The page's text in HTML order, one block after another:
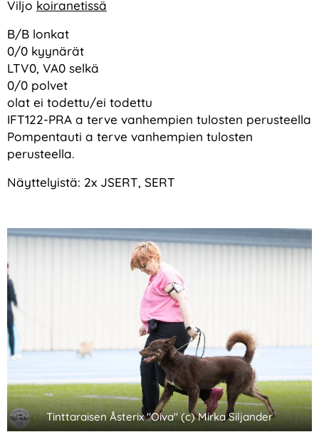
Viljo koiranetissä
B/B lonkat
0/0 kyynärät
LTV0, VA0 selkä
0/0 polvet
olat ei todettu/ei todettu
IFT122-PRA a terve vanhempien tulosten perusteella
Pompentauti a terve vanhempien tulosten
perusteella.
Näyttelyistä: 2x JSERT, SERT
Tinttaraisen Åsterix "Oiva" (c) Mirka Siljander